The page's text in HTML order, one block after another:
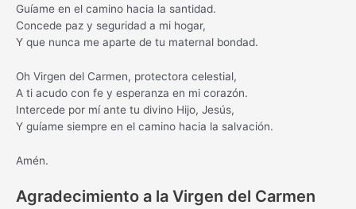
Guíame en el camino hacia la santidad.
Concede paz y seguridad a mi hogar,
Y que nunca me aparte de tu maternal bondad.
Oh Virgen del Carmen, protectora celestial,
A ti acudo con fe y esperanza en mi corazón.
Intercede por mí ante tu divino Hijo, Jesús,
Y guíame siempre en el camino hacia la salvación.
Amén.
Agradecimiento a la Virgen del Carmen